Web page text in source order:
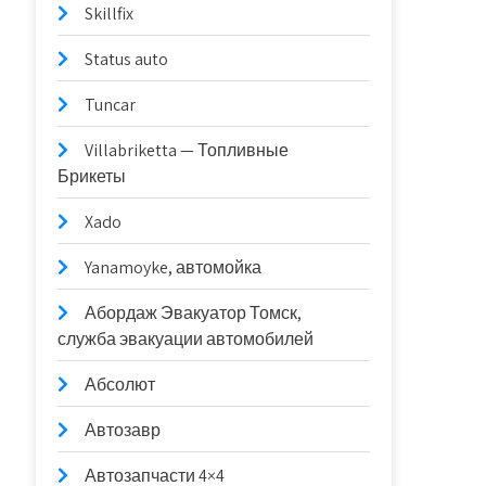
Skillfix
Status auto
Tuncar
Villabriketta — Топливные
Брикеты
Xado
Yanamoyke, автомойка
Абордаж Эвакуатор Томск,
служба эвакуации автомобилей
Абсолют
Автозавр
Автозапчасти 4×4